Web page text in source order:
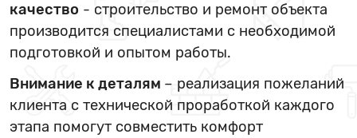
качество - строительство и ремонт объекта
производится специалистами с необходимой
подготовкой и опытом работы.
Внимание к деталям – реализация пожеланий
клиента с технической проработкой каждого
этапа помогут совместить комфорт